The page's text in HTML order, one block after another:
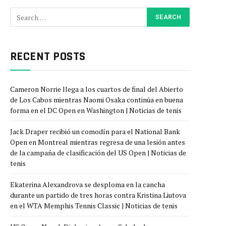
RECENT POSTS
Cameron Norrie llega a los cuartos de final del Abierto
de Los Cabos mientras Naomi Osaka continúa en buena
forma en el DC Open en Washington | Noticias de tenis
Jack Draper recibió un comodín para el National Bank
Open en Montreal mientras regresa de una lesión antes
de la campaña de clasificación del US Open | Noticias de
tenis
Ekaterina Alexandrova se desploma en la cancha
durante un partido de tres horas contra Kristina Liutova
en el WTA Memphis Tennis Classic | Noticias de tenis